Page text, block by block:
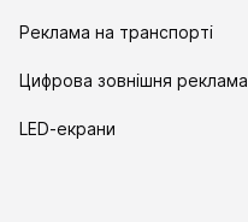
Реклама на транспорті
Цифрова зовнішня реклама
LED-екрани